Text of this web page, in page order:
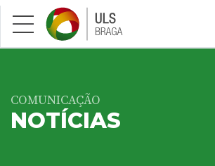
Saltar para conteúdo principal
COMUNICAÇÃO
NOTÍCIAS